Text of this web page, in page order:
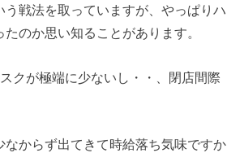
戦法を取っていますが、やっぱりハ
のか思い知ることがあります。
クが極端に少ないし・・、閉店間際
からず出てきて時給落ち気味ですか